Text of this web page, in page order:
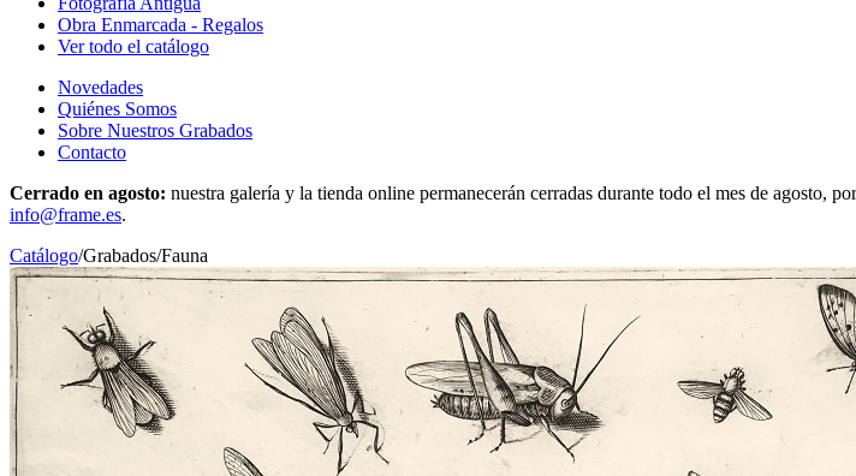
Obra Enmarcada - Regalos
Ver todo el catálogo
Novedades
Quiénes Somos
Sobre Nuestros Grabados
Contacto
Cerrado en agosto: nuestra galería y la tienda online permanecerán cerradas durante todo el mes de agosto,
info@frame.es.
Catálogo/Grabados/Fauna